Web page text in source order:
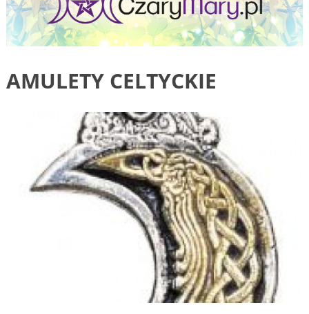
AMULETY CELTYCKIE